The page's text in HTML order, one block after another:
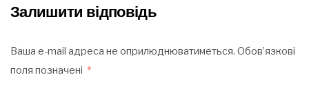
Залишити відповідь
Ваша e-mail адреса не оприлюднюватиметься. Обов’язкові
поля позначені *